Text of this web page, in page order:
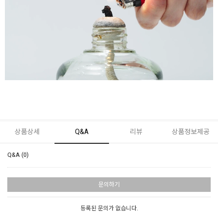
상품상세 Q&A 리뷰 상품정보제공
Q&A (0)
문의하기
등록된 문의가 없습니다.